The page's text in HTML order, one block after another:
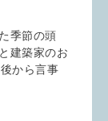
季節の頭
建築家のお
から言事